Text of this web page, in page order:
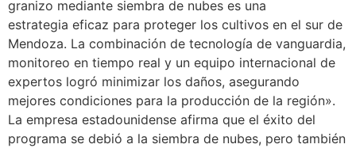
granizo mediante siembra de nubes es una
estrategia eficaz para proteger los cultivos en el sur de
Mendoza. La combinación de tecnología de vanguardia,
monitoreo en tiempo real y un equipo internacional de
expertos logró minimizar los daños, asegurando
mejores condiciones para la producción de la región».
La empresa estadounidense afirma que el éxito del
programa se debió a la siembra de nubes, pero también